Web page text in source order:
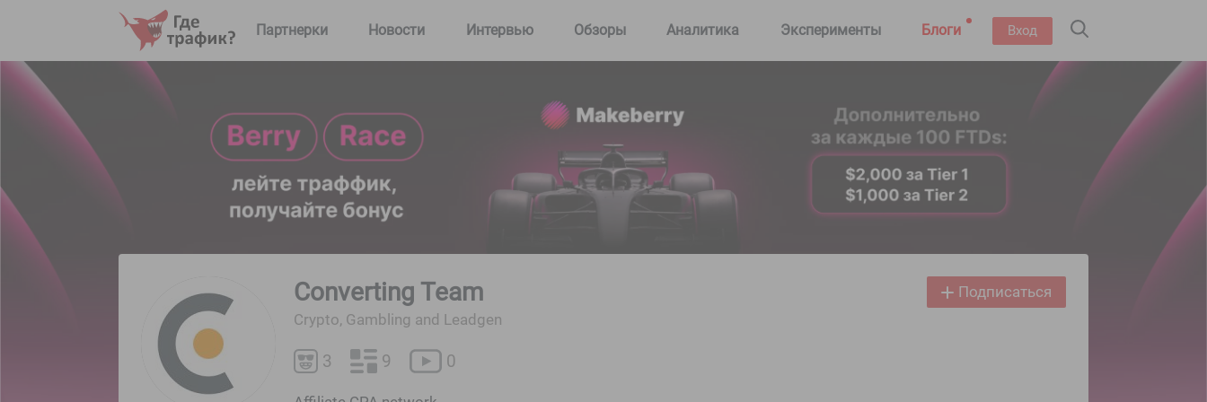
Партнерки Новости Интервью Обзоры Аналитика Эксперименты Блоги Вход
Converting Team
Crypto, Gambling and Leadgen
Подписаться
3 9 0